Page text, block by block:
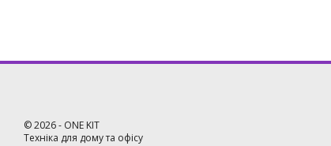
©2026- ONE KIT
Техніка для дому та офісу